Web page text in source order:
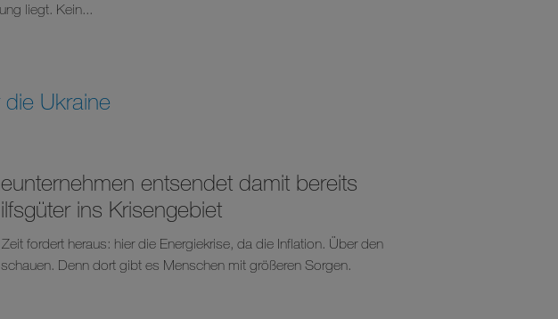
liegt. Kein...
Ukraine
entsendet damit bereits
ins Krisengebiet
fordert heraus: hier die Energiekrise, da die Inflation. Über den
Denn dort gibt es Menschen mit größeren Sorgen.